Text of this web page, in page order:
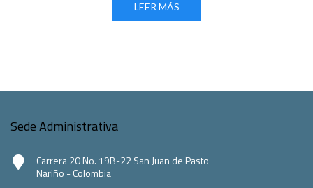
LEER MÁS
Sede Administrativa
Carrera 20 No. 19B-22 San Juan de Pasto
Nariño - Colombia